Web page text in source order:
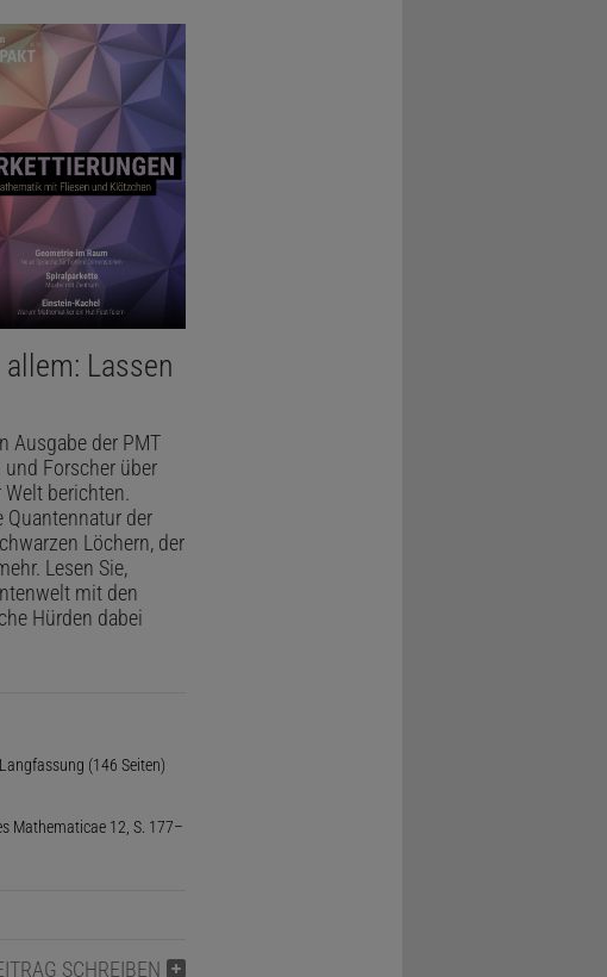
Lassen
Ausgabe der PMT
Forscher über
berichten.
der
Löchern, der
Lesen Sie,
mit den
Hürden dabei
(146 Seiten)
Mathematicae 12, S. 177–
SCHREIBEN